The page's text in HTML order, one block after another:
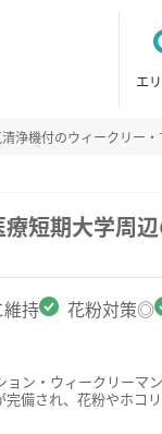
エ
浄機付のウィークリー
短期大学周
持 花粉対策◎
ン・ウィークリー
備され、花粉やホ